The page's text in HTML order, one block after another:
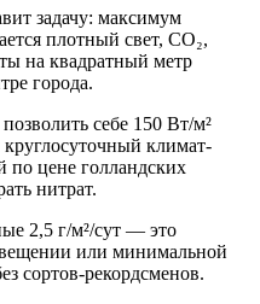
задачу: максимум
плотный свет, CO₂,
на квадратный метр
города.
себе 150 Вт/м²
климат-
цене голландских
нитрат.
2,5 г/м²/сут — это
или минимальной
сортов-рекордсменов.